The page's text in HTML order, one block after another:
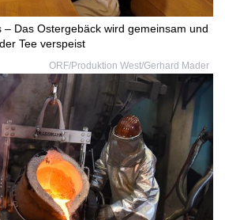
– Das Ostergebäck wird gemeinsam und
Tee verspeist
ORF/Produktion West/Gerhard Mader